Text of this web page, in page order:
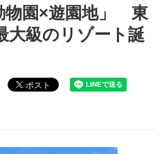
物園×遊園地」 東
大級のリゾート誕
ポスト